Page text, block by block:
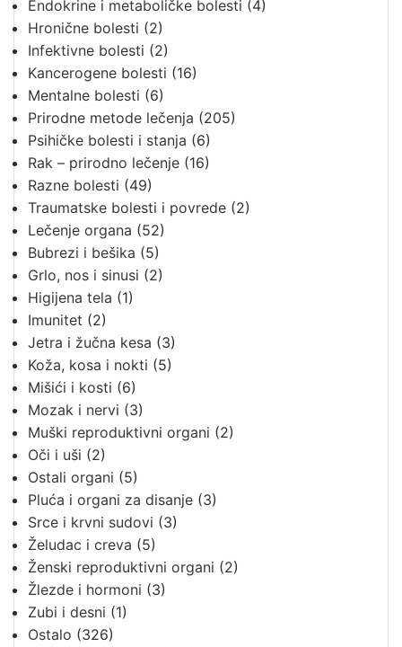
Endokrine i metaboličke bolesti (4)
Hronične bolesti (2)
Infektivne bolesti (2)
Kancerogene bolesti (16)
Mentalne bolesti (6)
Prirodne metode lečenja (205)
Psihičke bolesti i stanja (6)
Rak – prirodno lečenje (16)
Razne bolesti (49)
Traumatske bolesti i povrede (2)
Lečenje organa (52)
Bubrezi i bešika (5)
Grlo, nos i sinusi (2)
Higijena tela (1)
Imunitet (2)
Jetra i žučna kesa (3)
Koža, kosa i nokti (5)
Mišići i kosti (6)
Mozak i nervi (3)
Muški reproduktivni organi (2)
Oči i uši (2)
Ostali organi (5)
Pluća i organi za disanje (3)
Srce i krvni sudovi (3)
Želudac i creva (5)
Ženski reproduktivni organi (2)
Žlezde i hormoni (3)
Zubi i desni (1)
Ostalo (326)